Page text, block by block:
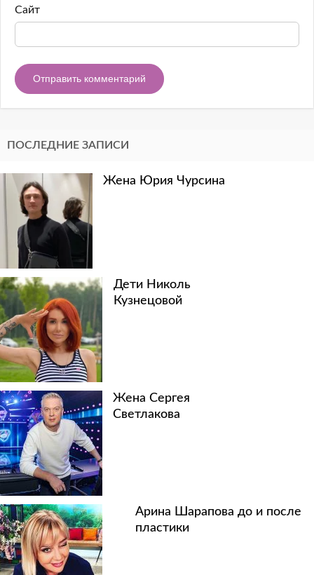
Сайт
ПОСЛЕДНИЕ ЗАПИСИ
Жена Юрия Чурсина
Дети Николь
Кузнецовой
Жена Сергея
Светлакова
Арина Шарапова до и после
пластики